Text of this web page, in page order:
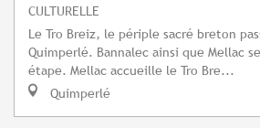
CULTURELLE
Le Tro Breiz, le périple sacré breton
Quimperlé. Bannalec ainsi que Mellac
étape. Mellac accueille le Tro Bre...
Quimperlé